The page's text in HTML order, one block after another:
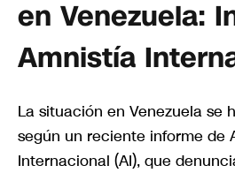
en Venezuela:
Amnistía
La situación en Venezuela se
según un reciente informe de
Internacional (AI), que